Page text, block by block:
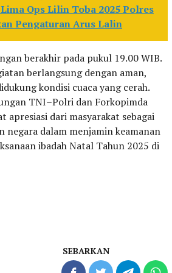
Ops Lilin Toba 2025 Polres
Pengaturan Arus Lalin
berakhir pada pukul 19.00 WIB.
berlangsung dengan aman,
kondisi cuaca yang cerah.
TNI–Polri dan Forkopimda
apresiasi dari masyarakat sebagai
negara dalam menjamin keamanan
ibadah Natal Tahun 2025 di
SEBARKAN